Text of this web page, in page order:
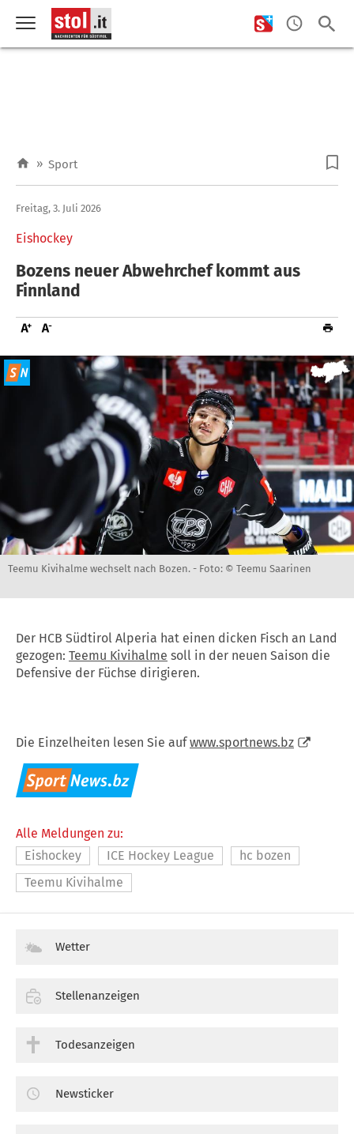
» Sport
Eishockey
Freitag, 3. Juli 2026
Bozens neuer Abwehrchef kommt aus
Finnland
Teemu Kivihalme wechselt nach Bozen. - Foto: © Teemu Saarinen
Der HCB Südtirol Alperia hat einen dicken Fisch an Land
gezogen: Teemu Kivihalme soll in der neuen Saison die
Defensive der Füchse dirigieren.
Die Einzelheiten lesen Sie aufwww.sportnews.bz
Alle Meldungen zu:
Eishockey
ICE Hockey League
hc bozen
Teemu Kivihalme
Wetter
Stellenanzeigen
Todesanzeigen
Newsticker